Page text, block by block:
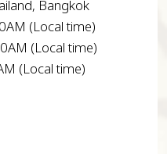
Bangkok
(Local time)
(Local time)
(Local time)